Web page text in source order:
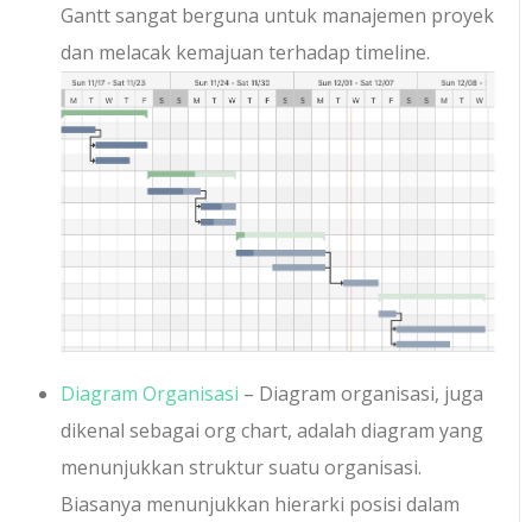
Gantt sangat berguna untuk manajemen proyek
dan melacak kemajuan terhadap timeline.
Diagram Organisasi – Diagram organisasi, juga
dikenal sebagai org chart, adalah diagram yang
menunjukkan struktur suatu organisasi.
Biasanya menunjukkan hierarki posisi dalam